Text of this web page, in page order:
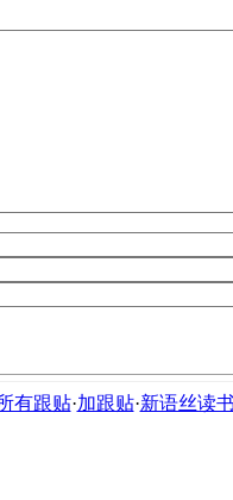
有跟贴·加跟贴·新语丝读